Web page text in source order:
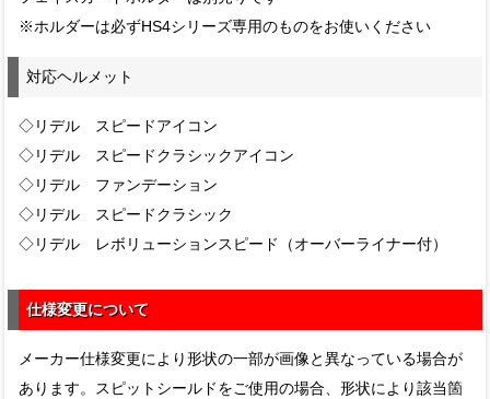
※ホルダーは必ずHS4シリーズ専用のものをお使いください
対応ヘルメット
◇リデル スピードアイコン
◇リデル スピードクラシックアイコン
◇リデル ファンデーション
◇リデル スピードクラシック
◇リデル レボリューションスピード（オーバーライナー付）
仕様変更について
メーカー仕様変更により形状の一部が画像と異なっている場合が
あります。スピットシールドをご使用の場合、形状により該当箇